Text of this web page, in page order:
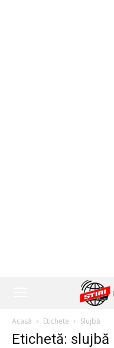
Acasă Etichete Slujbă
Etichetă: slujbă